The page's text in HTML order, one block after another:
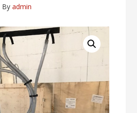
Byadmin